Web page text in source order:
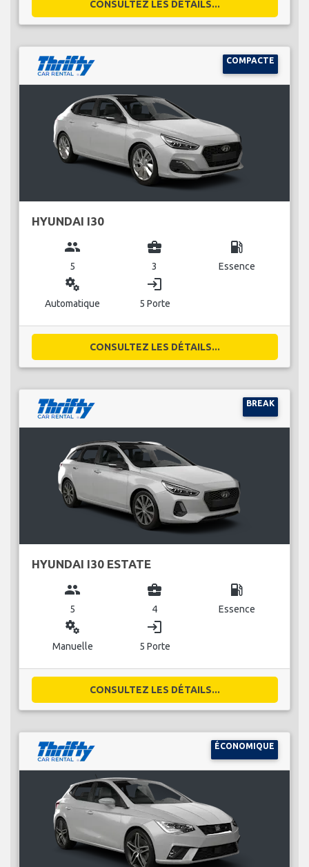
CONSULTEZ LES DÉTAILS...
COMPACTE
HYUNDAI I30
group
5
business_center
3
local_gas_station
Essence
miscellaneous_services
Automatique
login
5 Porte
CONSULTEZ LES DÉTAILS...
BREAK
HYUNDAI I30 ESTATE
group
5
business_center
4
local_gas_station
Essence
miscellaneous_services
Manuelle
login
5 Porte
CONSULTEZ LES DÉTAILS...
ÉCONOMIQUE